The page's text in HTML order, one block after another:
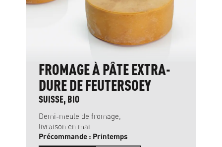
FROMAGE À PÂTE EXTRA-
DURE DE FEUTERSOEY
SUISSE, BIO
Demi-meule de fromage,
livraison en mai
Précommande : Printemps